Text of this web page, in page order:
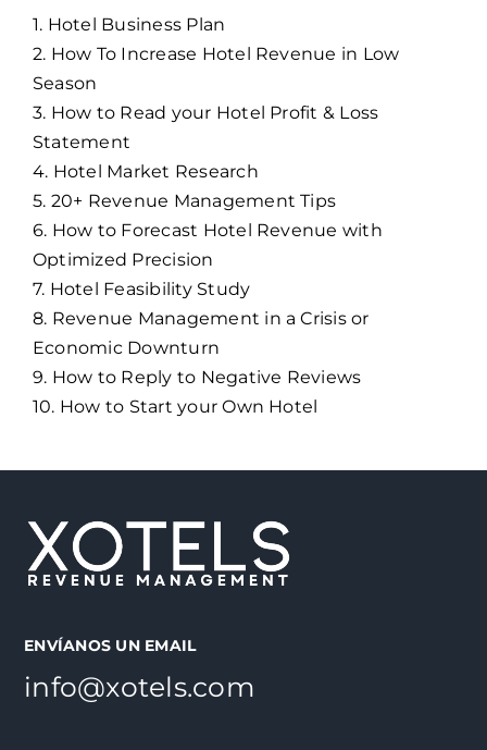
1. Hotel Business Plan
2. How To Increase Hotel Revenue in Low
Season
3. How to Read your Hotel Profit & Loss
Statement
4. Hotel Market Research
5. 20+ Revenue Management Tips
6. How to Forecast Hotel Revenue with
Optimized Precision
7. Hotel Feasibility Study
8. Revenue Management in a Crisis or
Economic Downturn
9. How to Reply to Negative Reviews
10. How to Start your Own Hotel
ENVÍANOS UN EMAIL
info@xotels.com